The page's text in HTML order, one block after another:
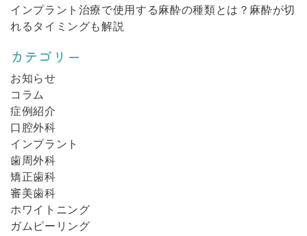
インプラント治療で使用する麻酔の種類とは？麻酔が切
れるタイミングも解説
カテゴリー
お知らせ
コラム
症例紹介
口腔外科
インプラント
歯周外科
矯正歯科
審美歯科
ホワイトニング
ガムピーリング